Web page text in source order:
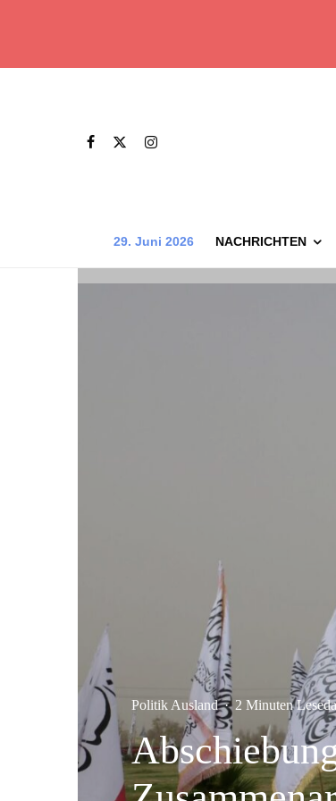
29. Juni 2026 NACHRICHTEN
Politik Ausland · 2 Minuten